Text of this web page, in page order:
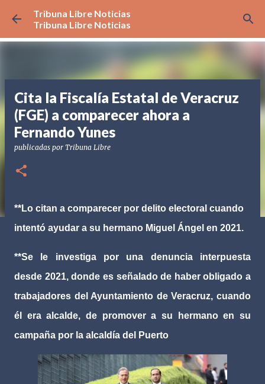
Ir al contenido principal
Tribuna Libre Noticias
Tribuna Libre Noticias
Cita la Fiscalía Estatal de Veracruz
(FGE) a comparecer ahora a
Fernando Yunes
publicadas por Tribuna Libre
**Lo citan a comparecer por delito electoral cuando
intentó ayudar a su hermano Miguel Ángel en 2021.
**Se le investiga por una denuncia interpuesta
desde 2021, donde es señalado de haber obligado a
trabajadores del Ayuntamiento de Veracruz, cuando
él era alcalde, de promover a su hermano en su
campaña por la alcaldía del Puerto